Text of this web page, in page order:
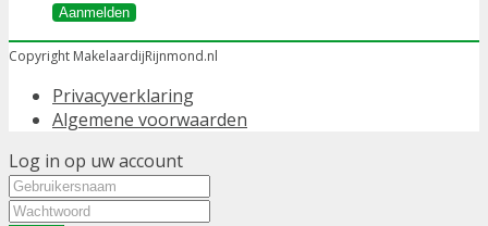
Aanmelden
Copyright MakelaardijRijnmond.nl
Privacyverklaring
Algemene voorwaarden
Log in op uw account